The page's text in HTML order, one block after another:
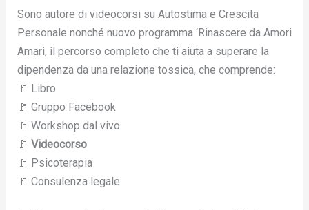
Sono autore di videocorsi su Autostima e Crescita
Personale nonché nuovo programma ‘Rinascere da Amori
Amari, il percorso completo che ti aiuta a superare la
dipendenza da una relazione tossica, che comprende:
🚩 Libro
🚩 Gruppo Facebook
🚩 Workshop dal vivo
🚩 Videocorso
🚩 Psicoterapia
🚩 Consulenza legale